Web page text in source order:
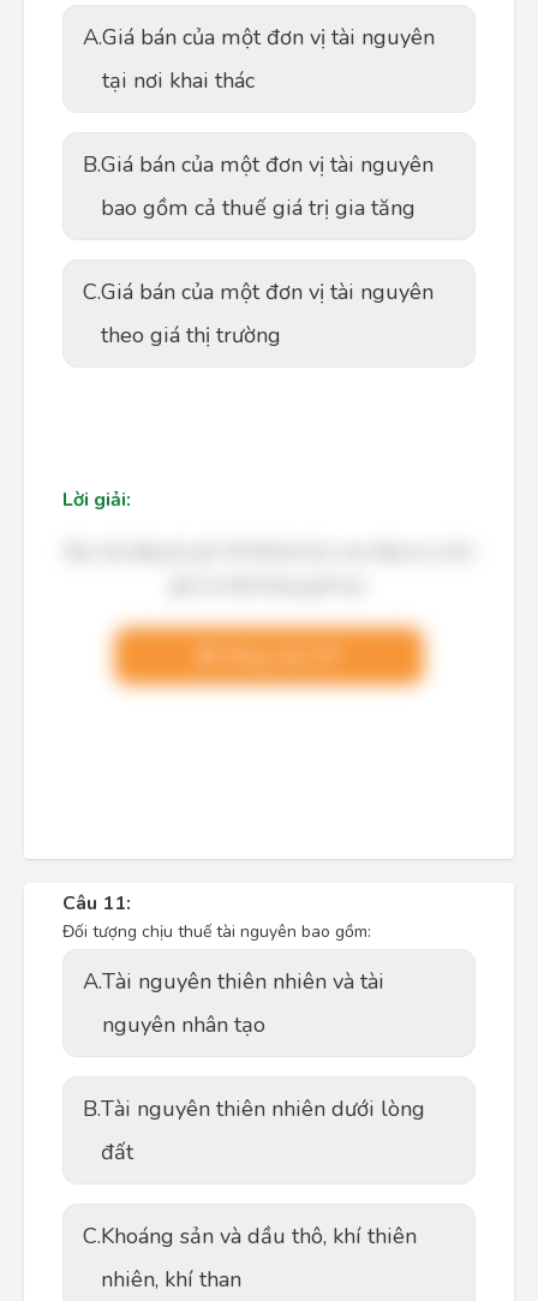
A.Giá bán của một đơn vị tài nguyên
tại nơi khai thác
B.Giá bán của một đơn vị tài nguyên
bao gồm cả thuế giá trị gia tăng
C.Giá bán của một đơn vị tài nguyên
theo giá thị trường
Lời giải:
Câu 11:
Đối tượng chịu thuế tài nguyên bao gồm:
A.Tài nguyên thiên nhiên và tài
nguyên nhân tạo
B.Tài nguyên thiên nhiên dưới lòng
đất
C.Khoáng sản và dầu thô, khí thiên
nhiên, khí than